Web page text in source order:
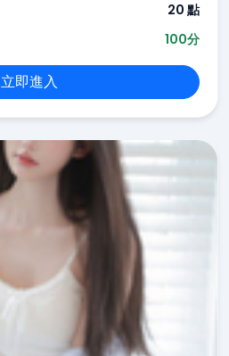
20 點
100分
立即進入